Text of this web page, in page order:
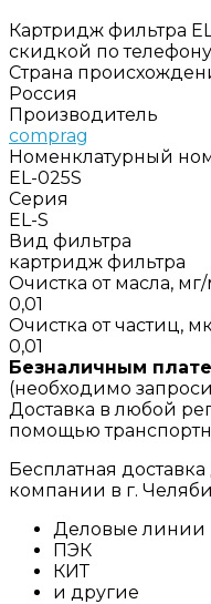
Картридж фильтра
скидкой по телефону
Страна
Россия
Производитель
comprag
Номенклатурный
EL-025S
Серия
EL-S
Вид фильтра
картридж фильтра
Очистка от масла, мг/
0,01
Очистка от частиц,
0,01
Безналичным
(необходимо
Доставка в любой
помощью
Бесплатная
компании в г.
Деловые линии
ПЭК
КИТ
и другие